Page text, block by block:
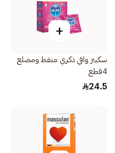
+
سكينز واقي ذكري منقط ومضلع
4قطع
24.5